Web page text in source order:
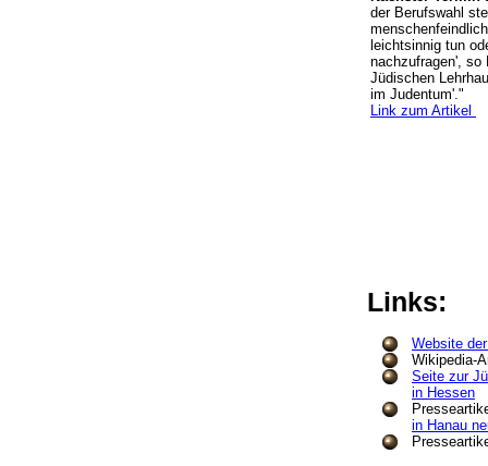
der Berufswahl
leichtsinnig tun
nachzufragen', so
Jüdischen
im Judentum'."
Link zum Artikel
Links:
Website
Wikipedia-
Seite zur
in Hessen
in Hanau